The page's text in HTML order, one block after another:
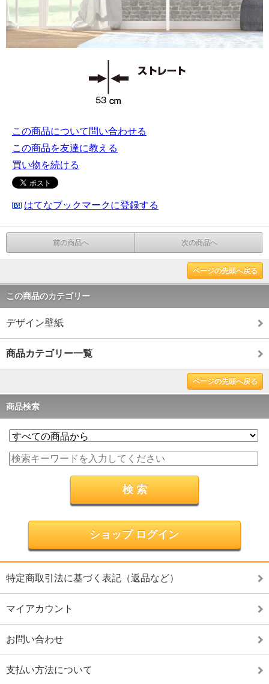
この商品について問い合わせる
この商品を友達に教える
買い物を続ける
はてなブックマークに登録する
前の商品へ 次の商品へ
ページの先頭へ戻る
この商品のカテゴリー
デザイン壁紙
商品カテゴリー一覧
ページの先頭へ戻る
商品検索
ショップ ログイン
特定商取引法に基づく表記（返品など）
マイアカウント
お問い合わせ
支払い方法について